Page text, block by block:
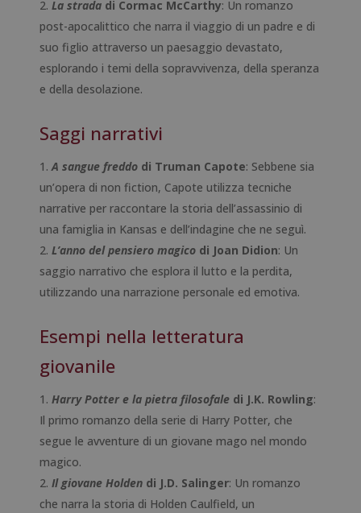
La stradadi Cormac McCarthy: Un romanzo
post-apocalittico che narra il viaggio di un padre e di
suo figlio attraverso un paesaggio devastato,
esplorando i temi della sopravvivenza, della speranza
e della desolazione.
Saggi narrativi
A sangue freddodi Truman Capote: Sebbene sia
un’opera di non fiction, Capote utilizza tecniche
narrative per raccontare la storia dell’assassinio di
una famiglia in Kansas e dell’indagine che ne seguì.
L’anno del pensiero magicodi Joan Didion: Un
saggio narrativo che esplora il lutto e la perdita,
utilizzando una narrazione personale ed emotiva.
Esempi nella letteratura
giovanile
Harry Potter e la pietra filosofaledi J.K. Rowling:
Il primo romanzo della serie di Harry Potter, che
segue le avventure di un giovane mago nel mondo
magico.
Il giovane Holdendi J.D. Salinger: Un romanzo
che narra la storia di Holden Caulfield, un